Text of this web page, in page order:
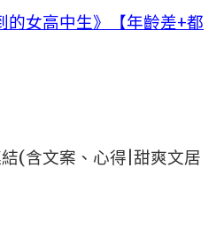
的女高中生》【年齡差+都
(含文案、心得|甜爽文居